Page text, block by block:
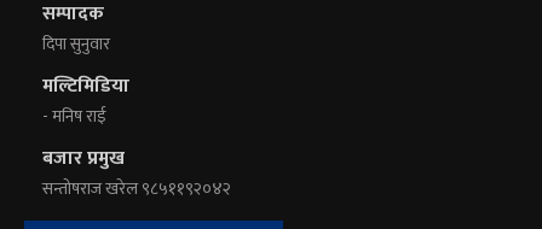
सम्पादक
दिपा सुनुवार
मल्टिमिडिया
- मनिष राई
बजार प्रमुख
सन्तोषराज खरेल ९८५११९२०४२